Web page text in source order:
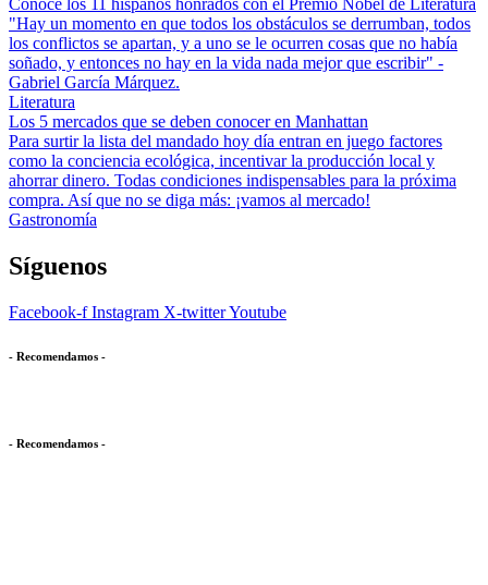
Conoce los 11 hispanos honrados con el Premio Nobel de Literatura
"Hay un momento en que todos los obstáculos se derrumban, todos
los conflictos se apartan, y a uno se le ocurren cosas que no había
soñado, y entonces no hay en la vida nada mejor que escribir" -
Gabriel García Márquez.
Literatura
Los 5 mercados que se deben conocer en Manhattan
Para surtir la lista del mandado hoy día entran en juego factores
como la conciencia ecológica, incentivar la producción local y
ahorrar dinero. Todas condiciones indispensables para la próxima
compra. Así que no se diga más: ¡vamos al mercado!
Gastronomía
Síguenos
Facebook-f Instagram X-twitterYoutube
- Recomendamos -
- Recomendamos -